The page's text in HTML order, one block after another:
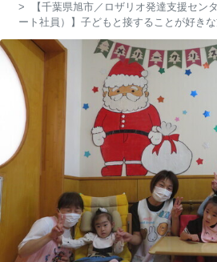
【千葉県旭市／ロザリオ発達支援セン
ート社員）】子どもと接することが好きな